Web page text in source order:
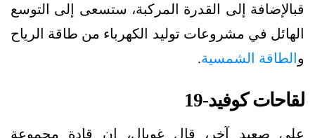
قبالإضافة إلى القدرة المركبة، ستسعى إلى التوسع
الهائل في مشروعات توليد الكهرباء من طاقة الرياح
و الطاقة الشمسية.
لقاحات كوفيد-19
على صعيد آخر، قال غويال، إن قادة مجموعة